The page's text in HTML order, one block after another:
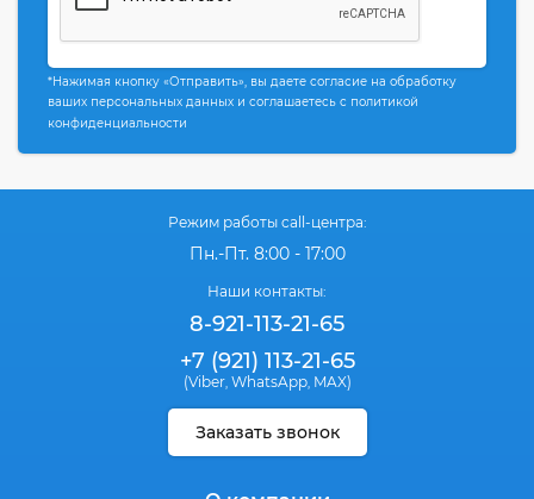
*Нажимая кнопку «Отправить», вы даете согласие на обработку
ваших персональных данных и соглашаетесь с политикой
конфиденциальности
Режим работы call-центра:
Пн.-Пт. 8:00 - 17:00
Наши контакты:
8-921-113-21-65
+7 (921) 113-21-65
(Viber, WhatsApp, MAX)
Заказать звонок